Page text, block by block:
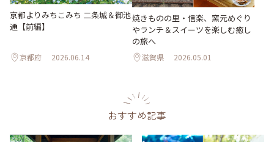
京都よりみちこみち 二条城＆御池
通【前編】
京都府 2026.06.14
焼きものの里・信楽、窯元めぐり
やランチ＆スイーツを楽しむ癒し
の旅へ
滋賀県 2026.05.01
おすすめ記事